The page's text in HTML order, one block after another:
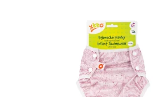
Skladem